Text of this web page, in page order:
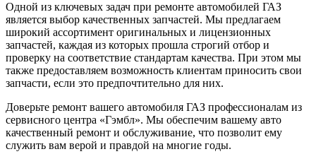
Одной из ключевых задач при ремонте автомобилей ГАЗ
является выбор качественных запчастей. Мы предлагаем
широкий ассортимент оригинальных и лицензионных
запчастей, каждая из которых прошла строгий отбор и
проверку на соответствие стандартам качества. При этом мы
также предоставляем возможность клиентам приносить свои
запчасти, если это предпочтительно для них.
Доверьте ремонт вашего автомобиля ГАЗ профессионалам из
сервисного центра «Гэмбл». Мы обеспечим вашему авто
качественный ремонт и обслуживание, что позволит ему
служить вам верой и правдой на многие годы.